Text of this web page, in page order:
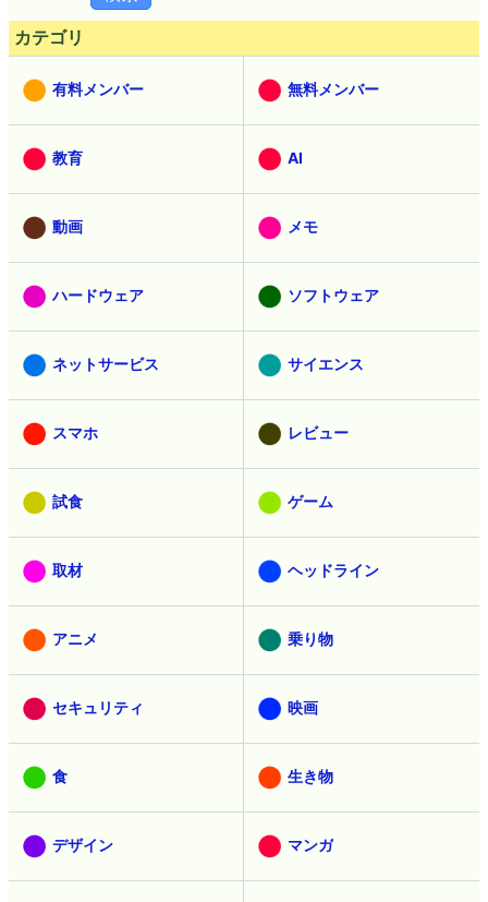
カテゴリ
有料メンバー 無料メンバー
教育 AI
動画 メモ
ハードウェア ソフトウェア
ネットサービス サイエンス
スマホ レビュー
試食 ゲーム
取材 ヘッドライン
アニメ 乗り物
セキュリティ 映画
食 生き物
デザイン マンガ